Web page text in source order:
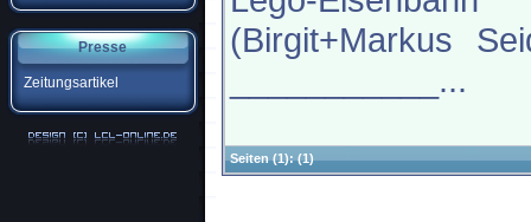
Presse
Zeitungsartikel
(Birgit+Markus
___________...
Seiten(1):(1)